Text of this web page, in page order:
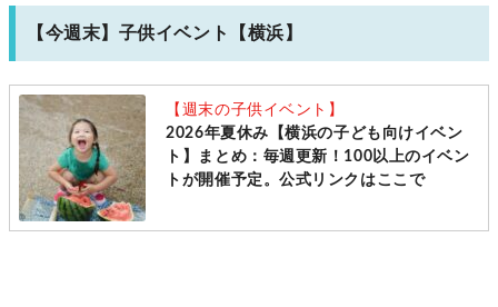
【今週末】子供イベント【横浜】
【週末の子供イベント】
2026年夏休み【横浜の子ども向けイベン
ト】まとめ：毎週更新！100以上のイベン
トが開催予定。公式リンクはここで